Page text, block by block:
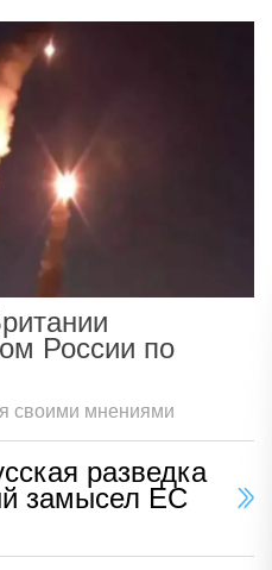
России по
своими мнениями
разведка
замысел ЕС